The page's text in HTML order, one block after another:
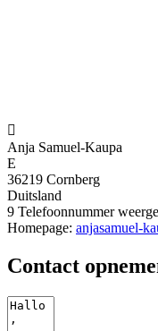

Anja Samuel-Kaupa
E
36219 Cornberg
Duitsland
9 Telefoonnummer
Homepage: anjasamuel-
Contact